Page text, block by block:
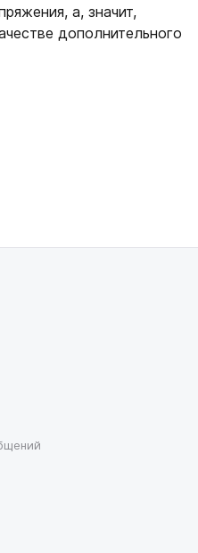
а, значит,
дополнительного